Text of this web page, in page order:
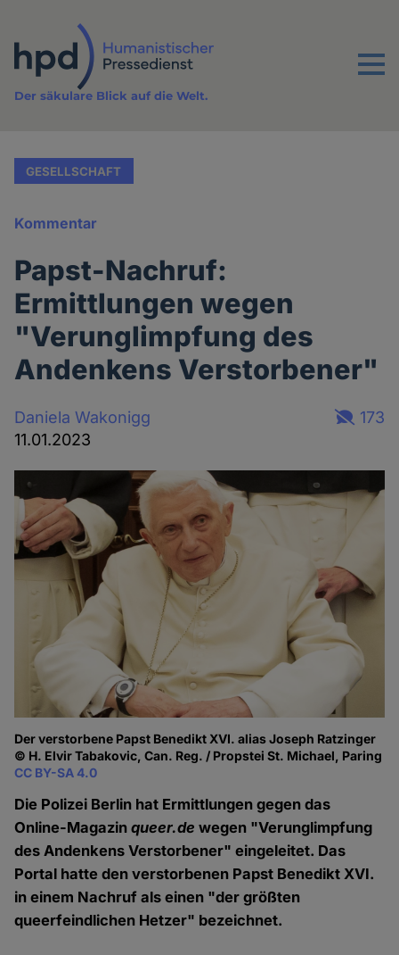
Inhalt
Menu
Der säkulare Blick auf die Welt.
GESELLSCHAFT
Kommentar
Papst-Nachruf:
Ermittlungen wegen
"Verunglimpfung des
Andenkens Verstorbener"
Daniela Wakonigg
11.01.2023
173
Der verstorbene Papst Benedikt XVI. alias Joseph Ratzinger
© H. Elvir Tabakovic, Can. Reg. / Propstei St. Michael, Paring
CC BY-SA 4.0
Die Polizei Berlin hat Ermittlungen gegen das
Online-Magazinqueer.de wegen "Verunglimpfung
des Andenkens Verstorbener" eingeleitet. Das
Portal hatte den verstorbenen Papst Benedikt XVI.
in einem Nachruf als einen "der größten
queerfeindlichen Hetzer" bezeichnet.